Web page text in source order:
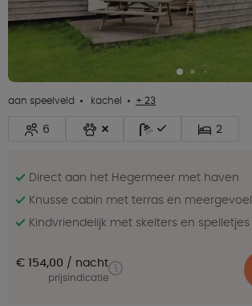
aan speelveld kachel + 23
6 2
Direct aan het Hegermeer met haven
Knusse cabin met terras en meergevoel
Kindvriendelijk met skelters en spelletjes
€ 154,00 nacht
prijsindicatie